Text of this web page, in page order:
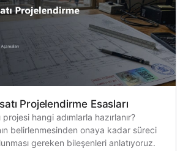
Projelendirme Esasları
projesi hangi adımlarla hazırlanır?
belirlenmesinden onaya kadar süreci
gereken bileşenleri anlatıyoruz.